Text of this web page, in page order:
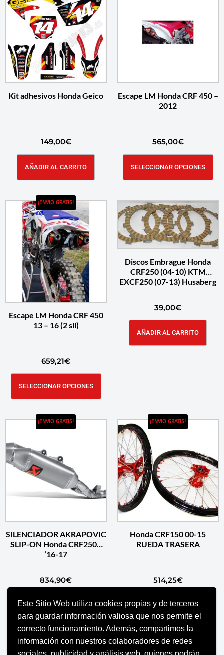
Este Sitio Web utiliza cookies propias y de terceros
para guardar información valiosa que nos permite el
correcto funcionamiento. Además, compartimos la
información con nuestros colaboradores de redes
Kit adhesivos Honda Geico
149,00€
AÑADIR AL CARRITO
Escape LM Honda CRF 450 –
2012
565,00€
SELECCIONAR OPCIONES
¡ENVÍO GRATIS!
Escape LM Honda CRF 450
13 – 16 (2 sil)
659,21€
SELECCIONAR OPCIONES
Discos Embrague Honda
CRF250 (04-10) KTM
EXCF250 (07-13) Husaberg
39,00€
AÑADIR AL CARRITO
¡ENVÍO GRATIS!
SILENCIADOR AKRAPOVIC
SLIP-ON Honda CRF250R
’16-17
834,90€
AÑADIR AL CARRITO
¡ENVÍO GRATIS!
Honda CRF150 00-15
RUEDA TRASERA
514,25€
AÑADIR AL CARRITO